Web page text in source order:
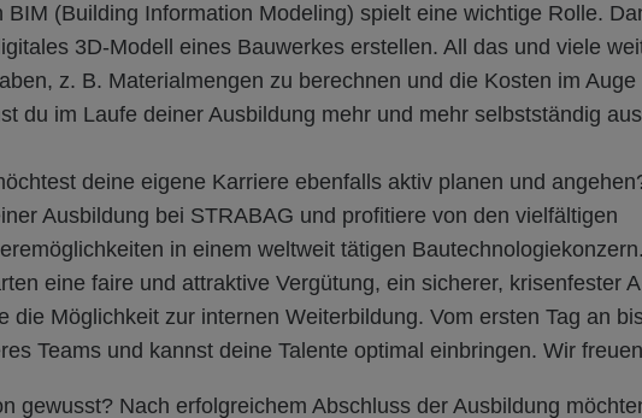
BIM (Building Information Modeling) spielt eine wichtige Rolle.
3D-Modell eines Bauwerkes erstellen. All das und viele
z. B. Materialmengen zu berechnen und die Kosten im
du im Laufe deiner Ausbildung mehr und mehr selbstständig
deine eigene Karriere ebenfalls aktiv planen und
Ausbildung bei STRABAG und profitiere von den vielfältigen
in einem weltweit tätigen
eine faire und attraktive Vergütung, ein sicherer, krisenfester
die Möglichkeit zur internen Weiterbildung. Vom ersten Tag an
Teams und kannst deine Talente optimal einbringen. Wir
gewusst? Nach erfolgreichem Abschluss der Ausbildung